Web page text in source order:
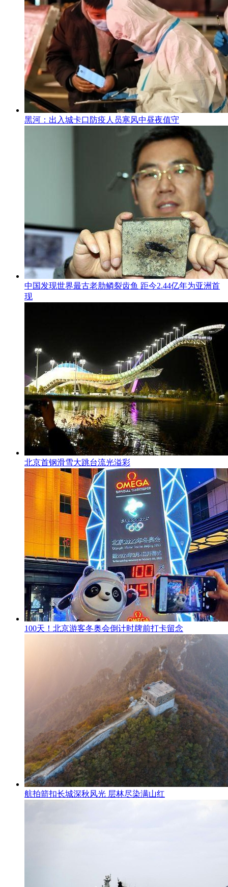
黑河：出入城卡口防疫人员寒风中昼夜值守
中国发现世界最古老肋鳞裂齿鱼 距今2.44亿年为亚洲首
现
北京首钢滑雪大跳台流光溢彩
100天！北京游客冬奥会倒计时牌前打卡留念
航拍箭扣长城深秋风光 层林尽染满山红